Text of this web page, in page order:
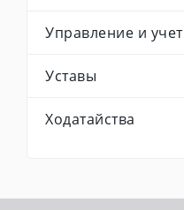
Управление и учет
Уставы
Ходатайства